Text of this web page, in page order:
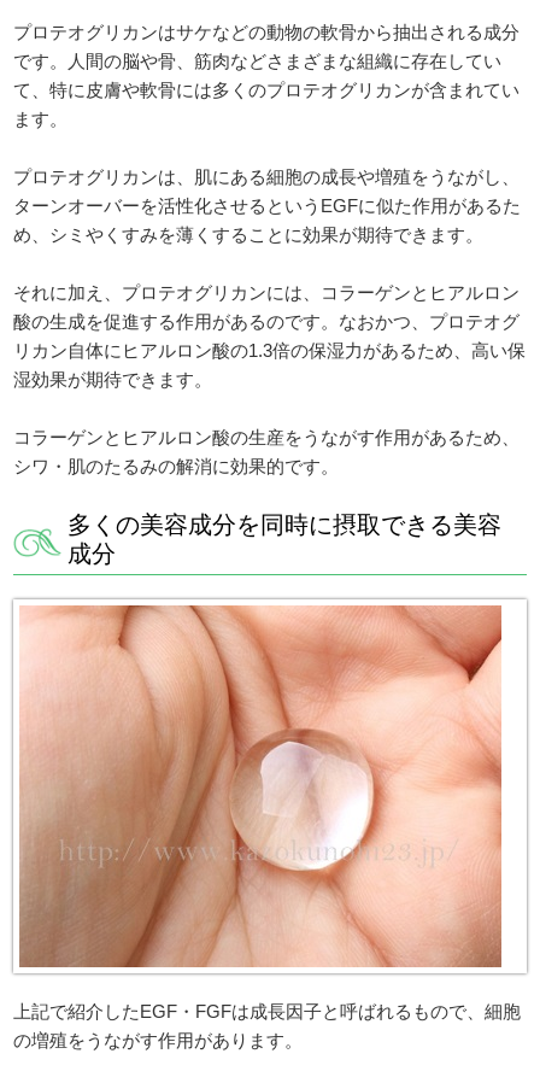
プロテオグリカンはサケなどの動物の軟骨から抽出される成分
です。人間の脳や骨、筋肉などさまざまな組織に存在してい
て、特に皮膚や軟骨には多くのプロテオグリカンが含まれてい
ます。
プロテオグリカンは、肌にある細胞の成長や増殖をうながし、
ターンオーバーを活性化させるというEGFに似た作用があるた
め、シミやくすみを薄くすることに効果が期待できます。
それに加え、プロテオグリカンには、コラーゲンとヒアルロン
酸の生成を促進する作用があるのです。なおかつ、プロテオグ
リカン自体にヒアルロン酸の1.3倍の保湿力があるため、高い保
湿効果が期待できます。
コラーゲンとヒアルロン酸の生産をうながす作用があるため、
シワ・肌のたるみの解消に効果的です。
多くの美容成分を同時に摂取できる美容
成分
上記で紹介したEGF・FGFは成長因子と呼ばれるもので、細胞
の増殖をうながす作用があります。